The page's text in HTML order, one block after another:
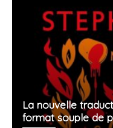
La nouvelle
format souple de